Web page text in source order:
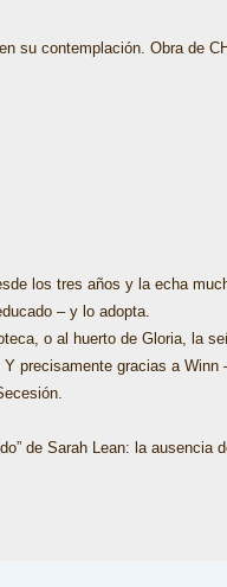
su contemplación. Obra de
los tres años y la echa
– y lo adopta.
o al huerto de Gloria, la
precisamente gracias a
de Sarah Lean: la ausencia